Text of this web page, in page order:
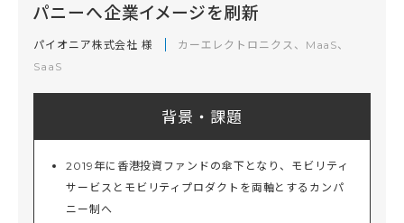
パニーへ企業イメージを刷新
パイオニア株式会社 様
カーエレクトロニクス、MaaS、
SaaS
背景・課題
2019年に香港投資ファンドの傘下となり、モビリティ
サービスとモビリティプロダクトを両軸とするカンパ
ニー制へ